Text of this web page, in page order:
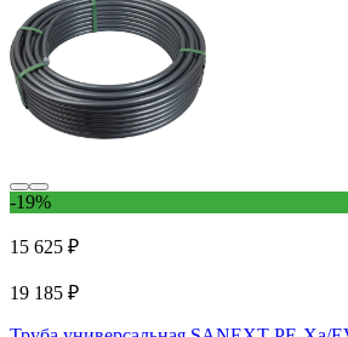
-19%
15 625 ₽
19 185 ₽